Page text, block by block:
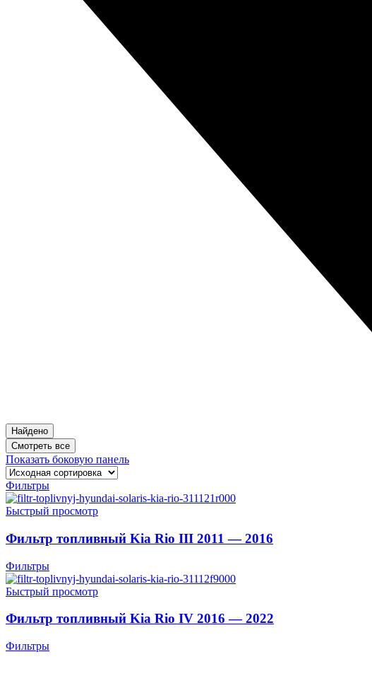
Найдено
Смотреть все
Показать боковую панель
Фильтры
Быстрый просмотр
Фильтр топливный Kia Rio III 2011 — 2016
Фильтры
Быстрый просмотр
Фильтр топливный Kia Rio IV 2016 — 2022
Фильтры